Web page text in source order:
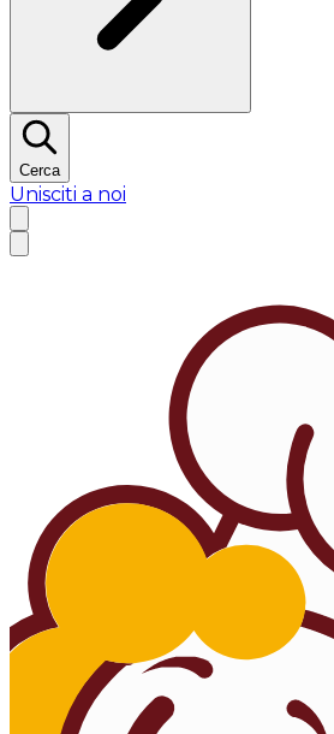
Cerca
Unisciti a noi